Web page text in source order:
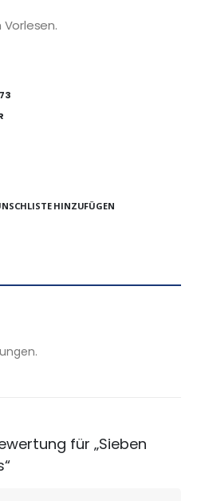
HINZUFÜGEN
für „Sieben